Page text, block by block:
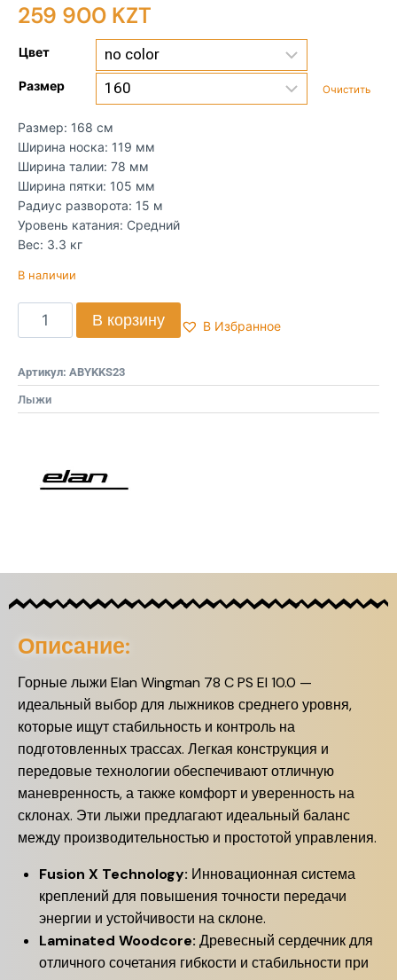
259 900 KZT
Цвет
Размер Очистить
Размер: 168 см
Ширина носка: 119 мм
Ширина талии: 78 мм
Ширина пятки: 105 мм
Радиус разворота: 15 м
Уровень катания: Средний
Вес: 3.3 кг
В наличии
В корзину В Избранное
Артикул: ABYKKS23
Лыжи
Описание:
Горные лыжи Elan Wingman 78 C PS El 10.0 —
идеальный выбор для лыжников среднего уровня,
которые ищут стабильность и контроль на
подготовленных трассах. Легкая конструкция и
передовые технологии обеспечивают отличную
маневренность, а также комфорт и уверенность на
склонах. Эти лыжи предлагают идеальный баланс
между производительностью и простотой управления.
Fusion X Technology: Инновационная система
креплений для повышения точности передачи
энергии и устойчивости на склоне.
Laminated Woodcore: Древесный сердечник для
отличного сочетания гибкости и стабильности при